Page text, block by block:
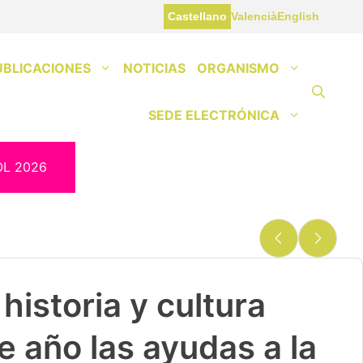
Castellano ValenciàEnglish
NOTICIAS ORGANISMO
SEDE ELECTRÓNICA
2026
y cultura
año las ayudas a la